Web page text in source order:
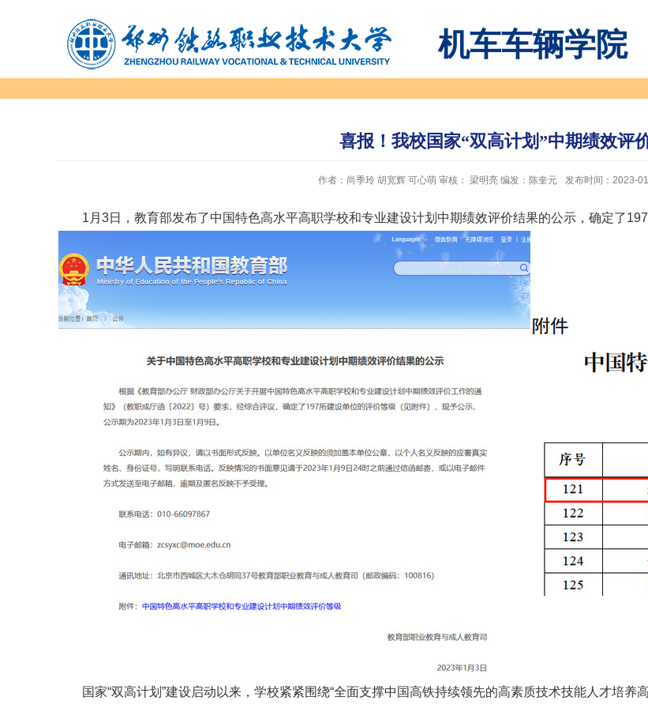
机车车辆学院
喜报！我校国家“双高计划”中期绩效评
作者：尚季玲 胡宽辉 可心萌 审核： 梁明亮 编发：陈奎元 发布时间：2023-
1月3日，教育部发布了中国特色高水平高职学校和专业建设计划中期绩效评价结果的公示 ，确定了
国家“双高计划”建设启动以来，学校紧紧围绕“全面支撑中国高铁持续领先的高素质技术技能人才培养